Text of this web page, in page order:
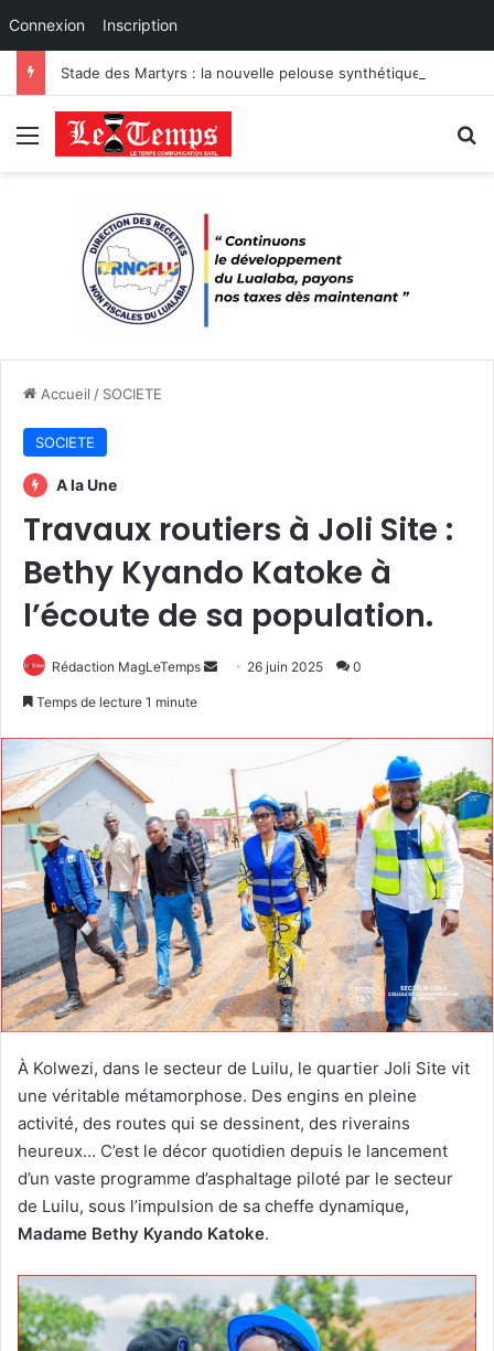
Connexion Inscription
Menu
Accueil / SOCIETE
SOCIETE
A la Une
Travaux routiers à Joli Site :
Bethy Kyando Katoke à
l’écoute de sa population.
Rédaction MagLeTemps
Envoyer26 juin 2025 0
Temps de lecture 1 minute
À Kolwezi, dans le secteur de Luilu, le quartier Joli Site vit
une véritable métamorphose. Des engins en pleine
activité, des routes qui se dessinent, des riverains
heureux… C’est le décor quotidien depuis le lancement
d’un vaste programme d’asphaltage piloté par le secteur
de Luilu, sous l’impulsion de sa cheffe dynamique,
Madame Bethy Kyando Katoke.